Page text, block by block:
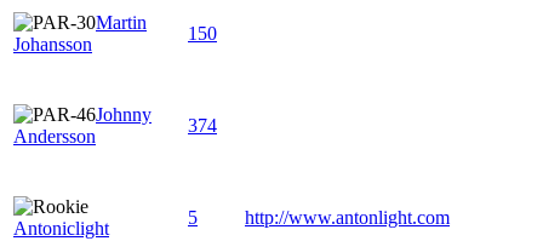
Martin
Johansson
150
Johnny
Andersson
374
Antoniclight
5 http://www.antonlight.com